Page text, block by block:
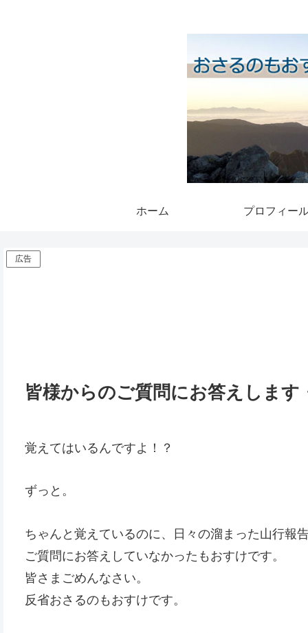
ホーム プロフィー
広告
皆様からのご質問にお答えします
覚えてはいるんですよ！？
ずっと。
ちゃんと覚えているのに、日々の溜まった山行報
ご質問にお答えしていなかったもおすけです。
皆さまごめんなさい。
反省おさるのもおすけです。